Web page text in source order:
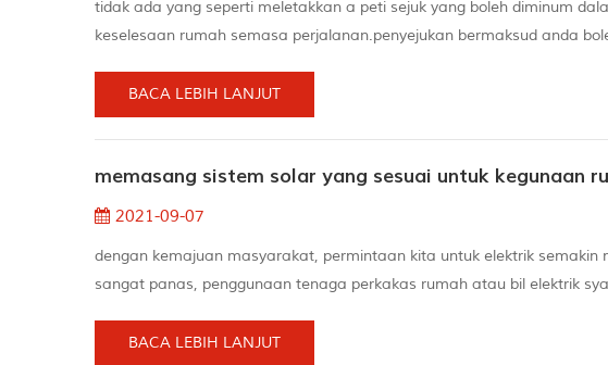
tidak ada yang seperti meletakkan a peti sejuk yang boleh diminum
keselesaan rumah semasa perjalanan.penyejukan bermaksud anda
ingin menyediakan minuman sejuk pada bil...
BACA LEBIH LANJUT
memasang sistem solar yang sesuai untuk kegunaan
2021-09-07
dengan kemajuan masyarakat, permintaan kita untuk elektrik
sangat panas, penggunaan tenaga perkakas rumah atau bil elektrik
suria adalah pilihan yang baik untuk per...
BACA LEBIH LANJUT